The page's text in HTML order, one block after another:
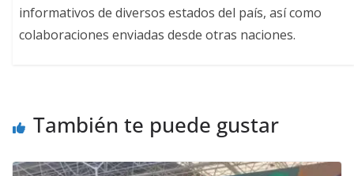
informativos de diversos estados del país, así como
colaboraciones enviadas desde otras naciones.
También te puede gustar